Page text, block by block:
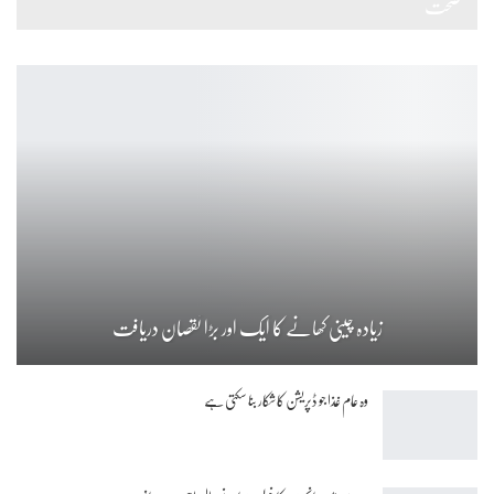
زیادہ چینی کھانے کا ایک اور بڑا نقصان دریافت
وہ عام غذا جو ڈپریشن کا شکار بنا سکتی ہے